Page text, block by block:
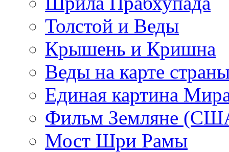
Толстой и Веды
Крышень и Кришна
Веды на карте
Единая картина
Фильм Земляне
Мост Шри Рамы